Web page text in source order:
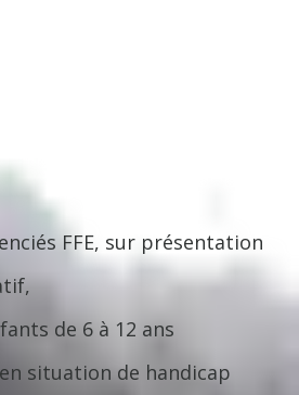
FFE, sur présentation
de 6 à 12 ans
situation de handicap